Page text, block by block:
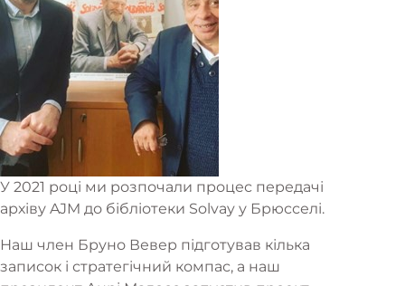
У 2021 році ми розпочали процес передачі
архіву AJM до бібліотеки Solvay у Брюсселі.
Наш член Бруно Вевер підготував кілька
записок і стратегічний компас, а наш